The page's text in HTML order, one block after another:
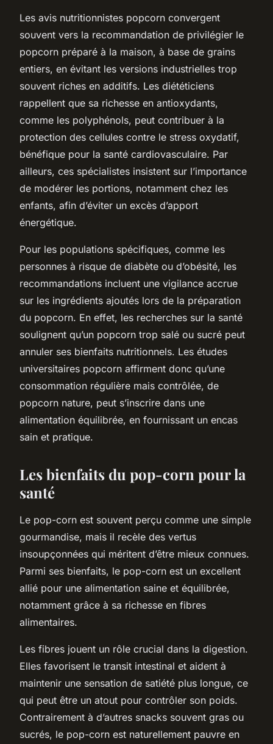
Les avis nutritionnistes popcorn convergent
souvent vers la recommandation de privilégier le
popcorn préparé à la maison, à base de grains
entiers, en évitant les versions industrielles trop
souvent riches en additifs. Les diététiciens
rappellent que sa richesse en antioxydants,
comme les polyphénols, peut contribuer à la
protection des cellules contre le stress oxydatif,
bénéfique pour la santé cardiovasculaire. Par
ailleurs, ces spécialistes insistent sur l’importance
de modérer les portions, notamment chez les
enfants, afin d’éviter un excès d’apport
énergétique.
Pour les populations spécifiques, comme les
personnes à risque de diabète ou d’obésité, les
recommandations incluent une vigilance accrue
sur les ingrédients ajoutés lors de la préparation
du popcorn. En effet, les recherches sur la santé
soulignent qu’un popcorn trop salé ou sucré peut
annuler ses bienfaits nutritionnels. Les études
universitaires popcorn affirment donc qu’une
consommation régulière mais contrôlée, de
popcorn nature, peut s’inscrire dans une
alimentation équilibrée, en fournissant un encas
sain et pratique.
Les bienfaits du pop-corn pour la
santé
Le pop-corn est souvent perçu comme une simple
gourmandise, mais il recèle des vertus
insoupçonnées qui méritent d’être mieux connues.
Parmi ses bienfaits, le pop-corn est un excellent
allié pour une alimentation saine et équilibrée,
notamment grâce à sa richesse en fibres
alimentaires.
Les fibres jouent un rôle crucial dans la digestion.
Elles favorisent le transit intestinal et aident à
maintenir une sensation de satiété plus longue, ce
qui peut être un atout pour contrôler son poids.
Contrairement à d’autres snacks souvent gras ou
sucrés, le pop-corn est naturellement pauvre en